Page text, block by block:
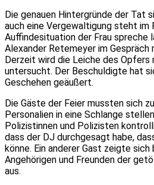
Die genauen Hintergründe der Tat
auch eine Vergewaltigung steht im
Auffindesituation der Frau spreche
Alexander Retemeyer im Gespräch
Derzeit wird die Leiche des Opfers
untersucht. Der Beschuldigte hat
Geschehen geäußert.
Die Gäste der Feier mussten sich
Personalien in eine Schlange
Polizistinnen und Polizisten
dass der DJ durchgesagt habe,
könne. Ein anderer Gast zeigte
Angehörigen und Freunden der
aus.